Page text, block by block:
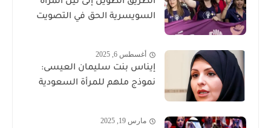
الطريق الطويل إلى نيل المرأة
السويسرية الحق في التصويت
أغسطس 6, 2025
إيناس بنت سليمان العيسى:
نموذج ملهم للمرأة السعودية
مارس 19, 2025